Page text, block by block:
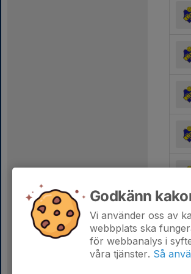
Godkänn
Vi använder oss av
webbplats ska
för webbanalys i
våra tjänster. Så